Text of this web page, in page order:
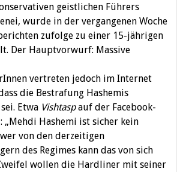
geistlichen Führers
wurde in der vergangenen Woche
zufolge zu einer 15-jährigen
Der Hauptvorwurf: Massive
vertreten jedoch im Internet
die Bestrafung Hashemis
Etwa Vishtaspauf der Facebook-
: „Mehdi Hashemi ist sicher kein
von den derzeitigen
des Regimes kann das von sich
wollen die Hardliner mit seiner